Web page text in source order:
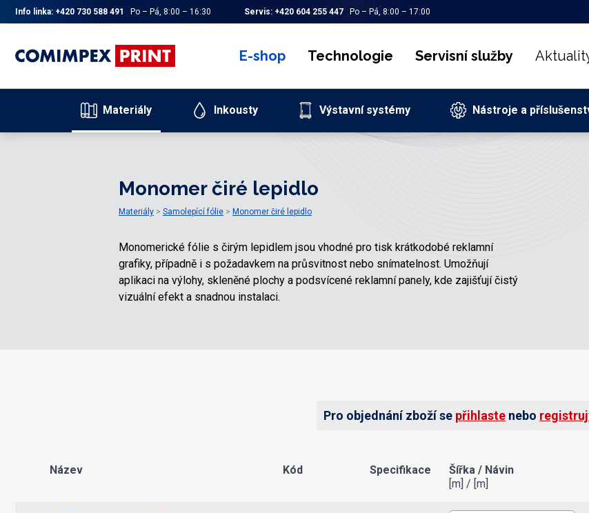
Info linka: +420 730 588 491 Po – Pá, 8:00 – 16:30 Servis: +420 604 255 447 Po – Pá, 8:00 – 17:00
E-shop Technologie Servisní služby
Materiály Inkousty Výstavní systémy Nástroje a
Monomer čiré lepidlo
Materiály Samolepící fólie Monomer čiré lepidlo
Monomerické fólie s čirým lepidlem jsou vhodné pro tisk krátkodobé reklamní
grafiky, případně i s požadavkem na průsvitnost nebo snímatelnost. Umožňují
aplikaci na výlohy, skleněné plochy a podsvícené reklamní panely, kde zajišťují čistý
vizuální efekt a snadnou instalaci.
Pro objednání zboží se přihlaste nebo
Název Kód Specifikace
Šířka / Návin
[m] / [m]